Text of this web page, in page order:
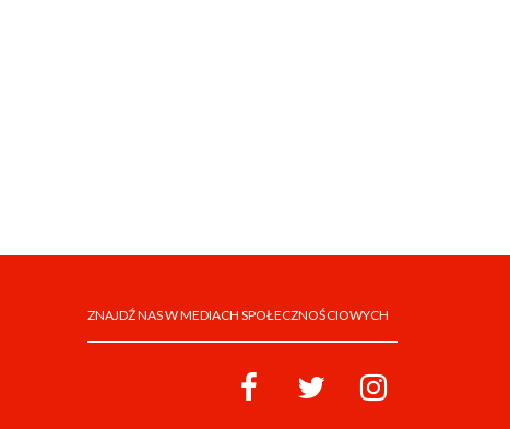
ZNAJDŹ NAS W MEDIACH SPOŁECZNOŚCIOWYCH